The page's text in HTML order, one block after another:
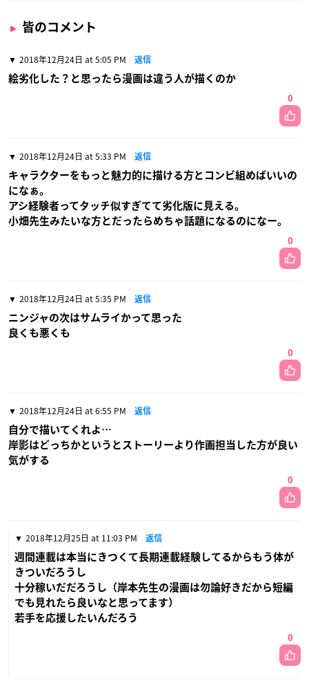
皆のコメント
2018年12月24日 at 5:05 PM 返信
絵劣化した？と思ったら漫画は違う人が描くのか
0
2018年12月24日 at 5:33 PM 返信
キャラクターをもっと魅力的に描ける方とコンビ組めばいいの
になぁ。
アシ経験者ってタッチ似すぎてて劣化版に見える。
小畑先生みたいな方とだったらめちゃ話題になるのになー。
0
2018年12月24日 at 5:35 PM 返信
ニンジャの次はサムライかって思った
良くも悪くも
0
2018年12月24日 at 6:55 PM 返信
自分で描いてくれよ…
岸影はどっちかというとストーリーより作画担当した方が良い
気がする
0
2018年12月25日 at 11:03 PM 返信
週間連載は本当にきつくて長期連載経験してるからもう体が
きついだろうし
十分稼いだだろうし（岸本先生の漫画は勿論好きだから短編
でも見れたら良いなと思ってます）
若手を応援したいんだろう
0